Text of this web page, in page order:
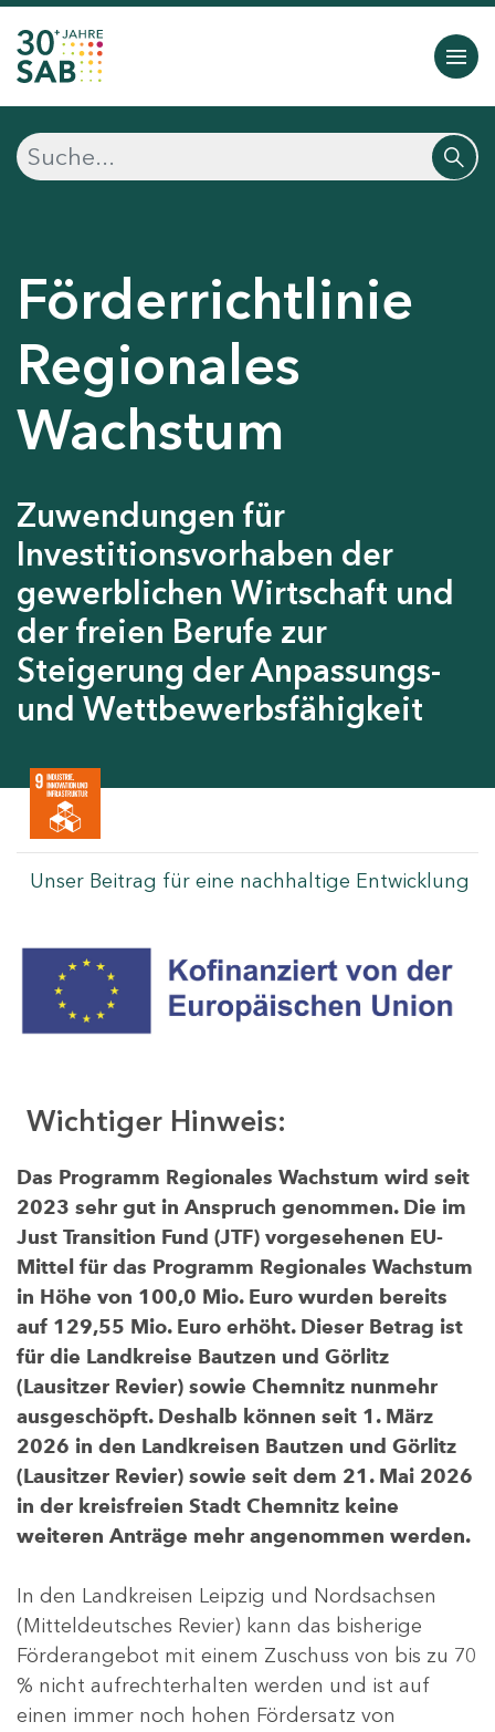
Förderrichtlinie
Regionales
Wachstum
Zuwendungen für
Investitionsvorhaben der
gewerblichen Wirtschaft und
der freien Berufe zur
Steigerung der Anpassungs-
und Wettbewerbsfähigkeit
Unser Beitrag für eine nachhaltige Entwicklung
Wichtiger Hinweis:
Das Programm Regionales Wachstum wird seit
2023 sehr gut in Anspruch genommen. Die im
Just Transition Fund (JTF) vorgesehenen EU-
Mittel für das Programm Regionales Wachstum
in Höhe von 100,0 Mio. Euro wurden bereits
auf 129,55 Mio. Euro erhöht. Dieser Betrag ist
für die Landkreise Bautzen und Görlitz
(Lausitzer Revier) sowie Chemnitz nunmehr
ausgeschöpft. Deshalb können seit 1. März
2026 in den Landkreisen Bautzen und Görlitz
(Lausitzer Revier) sowie seit dem 21. Mai 2026
in der kreisfreien Stadt Chemnitz keine
weiteren Anträge mehr angenommen werden.
In den Landkreisen Leipzig und Nordsachsen
(Mitteldeutsches Revier) kann das bisherige
Förderangebot mit einem Zuschuss von bis zu 70
% nicht aufrechterhalten werden und ist auf
einen immer noch hohen Fördersatz von